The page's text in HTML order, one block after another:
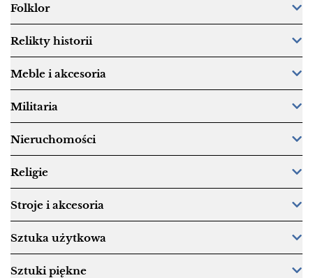
Folklor
Relikty historii
Meble i akcesoria
Militaria
Nieruchomości
Religie
Stroje i akcesoria
Sztuka użytkowa
Sztuki piękne